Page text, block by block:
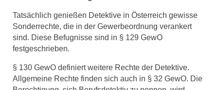
Tatsächlich genießen Detektive in Österreich gewisse
Sonderrechte, die in der Gewerbeordnung verankert
sind. Diese Befugnisse sind in § 129 GewO
festgeschrieben.
§ 130 GewO definiert weitere Rechte der Detektive.
Allgemeine Rechte finden sich auch in § 32 GewO. Die